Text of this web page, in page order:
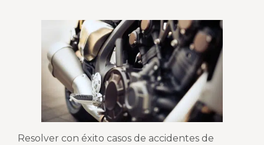
Resolver con éxito casos de accidentes de